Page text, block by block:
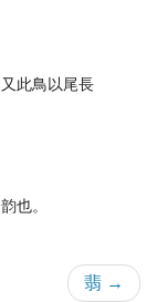
此鳥以尾長
也。
翡 →